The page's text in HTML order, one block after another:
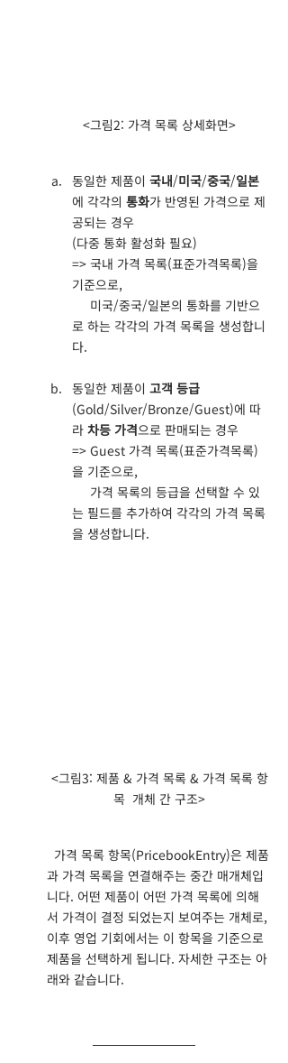
<그림2: 가격 목록 상세화면>
동일한 제품이 국내/미국/중국/일본
에 각각의 통화가 반영된 가격으로 제
공되는 경우
(다중 통화 활성화 필요)
=> 국내 가격 목록(표준가격목록)을
기준으로,
로 하는 각각의 가격 목록을 생성합니
다.
동일한 제품이 고객 등급
(Gold/Silver/Bronze/Guest)에 따
라 차등 가격으로 판매되는 경우
=> Guest 가격 목록(표준가격목록)
을 기준으로,
는 필드를 추가하여 각각의 가격 목록
을 생성합니다.
<그림3: 제품 & 가격 목록 & 가격 목록 항
목  개체 간 구조>
과 가격 목록을 연결해주는 중간 매개체입
니다. 어떤 제품이 어떤 가격 목록에 의해
서 가격이 결정 되었는지 보여주는 개체로,
이후 영업 기회에서는 이 항목을 기준으로
제품을 선택하게 됩니다. 자세한 구조는 아
래와 같습니다.